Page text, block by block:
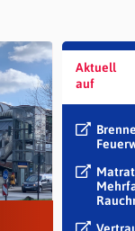
Aktuell
auf